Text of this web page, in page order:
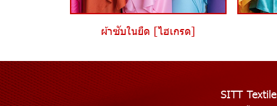
ผ้าซับในยืด [ไฮเกรด]
SITT Textile